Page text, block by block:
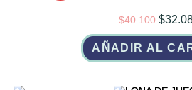
$40.100 El
original
era:
$
AÑADIR AL